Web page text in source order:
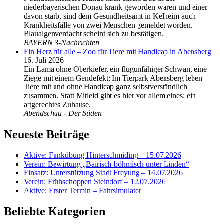
niederbayerischen Donau krank geworden waren und einer
davon starb, sind dem Gesundheitsamt in Kelheim auch
Krankheitsfälle von zwei Menschen gemeldet worden.
Blaualgenverdacht scheint sich zu bestätigen.
BAYERN 3-Nachrichten
Ein Herz für alle – Zoo für Tiere mit Handicap in Abensberg
16. Juli 2026
Ein Lama ohne Oberkiefer, ein flugunfähiger Schwan, eine
Ziege mit einem Gendefekt: Im Tierpark Abensberg leben
Tiere mit und ohne Handicap ganz selbstverständlich
zusammen. Statt Mitleid gibt es hier vor allem eines: ein
artgerechtes Zuhause.
Abendschau - Der Süden
Neueste Beiträge
Aktive: Funkübung Hinterschmiding – 15.07.2026
Verein: Bewirtung „Bairisch-böhmisch unter Linden“
Einsatz: Unterstützung Stadt Freyung – 14.07.2026
Verein: Frühschoppen Steindorf – 12.07.2026
Aktive: Erster Termin – Fahrsimulator
Beliebte Kategorien